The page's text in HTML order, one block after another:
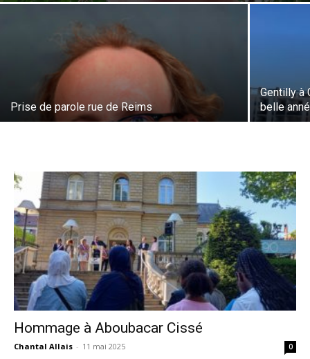
Prise de parole rue de Reims
Gentilly à
belle
Hommage à Aboubacar Cissé
Chantal Allais - 11 mai 2025 0